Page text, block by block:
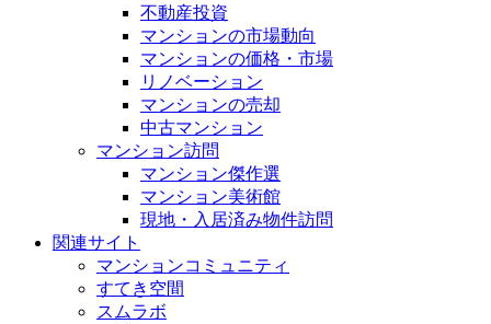
不動産投資
マンションの市場動向
マンションの価格・市場
リノベーション
マンションの売却
中古マンション
マンション訪問
マンション傑作選
マンション美術館
現地・入居済み物件訪問
関連サイト
マンションコミュニティ
すてき空間
スムラボ